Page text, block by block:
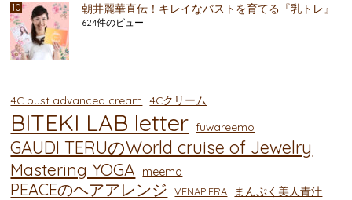
朝井麗華直伝！キレイなバストを育てる『乳トレ』
624件のビュー
4C bust advanced cream 4Cクリーム
BITEKI LAB letter fuwareemo
GAUDI TERUのWorld cruise of Jewelry
Mastering YOGA meemo
PEACEのヘアアレンジ VENAPIERA まんぷく美人青汁